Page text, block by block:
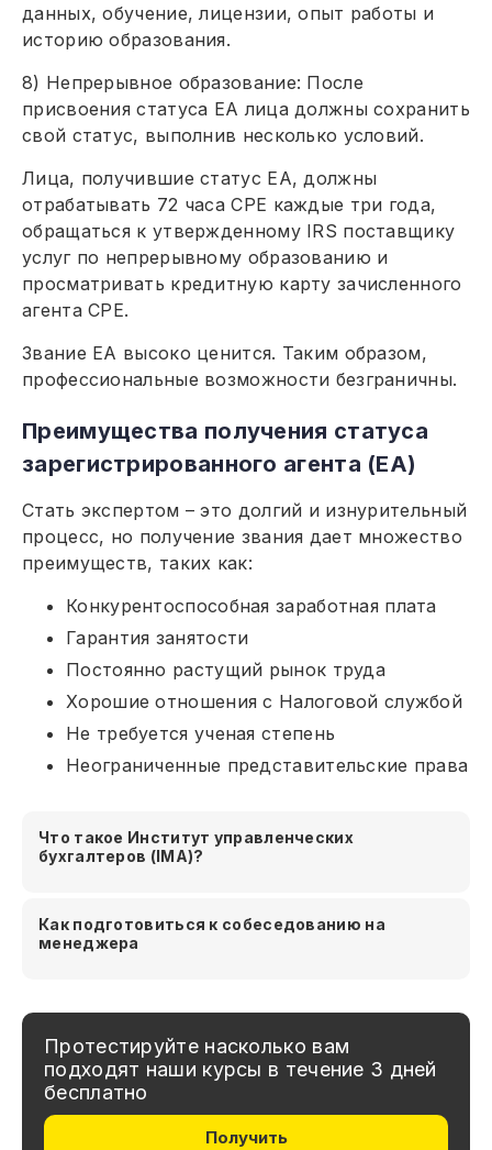
данных, обучение, лицензии, опыт работы и
историю образования.
8) Непрерывное образование: После
присвоения статуса EA лица должны сохранить
свой статус, выполнив несколько условий.
Лица, получившие статус EA, должны
отрабатывать 72 часа CPE каждые три года,
обращаться к утвержденному IRS поставщику
услуг по непрерывному образованию и
просматривать кредитную карту зачисленного
агента CPE.
Звание EA высоко ценится. Таким образом,
профессиональные возможности безграничны.
Преимущества получения статуса
зарегистрированного агента (EA)
Стать экспертом – это долгий и изнурительный
процесс, но получение звания дает множество
преимуществ, таких как:
Конкурентоспособная заработная плата
Гарантия занятости
Постоянно растущий рынок труда
Хорошие отношения с Налоговой службой
Не требуется ученая степень
Неограниченные представительские права
Что такое Институт управленческих
бухгалтеров (IMA)?
Как подготовиться к собеседованию на
менеджера
Протестируйте насколько вам
подходят наши курсы в течение 3 дней
бесплатно
Получить